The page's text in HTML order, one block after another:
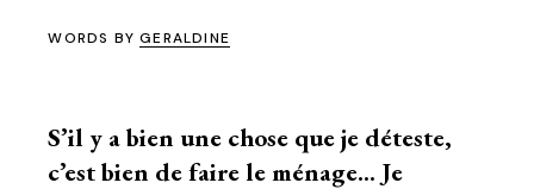
WORDS BYGERALDINE
S’il y a bien une chose que je déteste,
c’est bien de faire le ménage… Je